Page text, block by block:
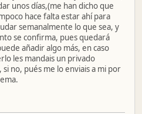
unos días,(me han dicho que
hace falta estar ahí para
semanalmente lo que sea, y
se confirma, pues quedará
añadir algo más, en caso
les mandais un privado
no, pués me lo enviais a mi por